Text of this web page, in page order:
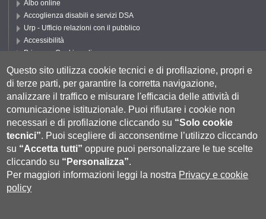
Albo online
Accoglienza disabili e servizi DSA
Urp - Ufficio relazioni con il pubblico
Accessibilità
Privacy e Cookie policy
Cookie settings
Segui UNISI
Questo sito utilizza cookie tecnici e di profilazione, propri e
di terze parti, per garantire la corretta navigazione,
analizzare il traffico e misurare l'efficacia delle attività di
comunicazione istituzionale. Puoi rifiutare i cookie non
necessari e di profilazione cliccando su “Solo cookie
tecnici”. Puoi scegliere di acconsentirne l’utilizzo cliccando
su “Accetta tutti” oppure puoi personalizzare le tue scelte
cliccando su “Personalizza”.
Per maggiori informazioni leggi la nostra Privacy e cookie
policy